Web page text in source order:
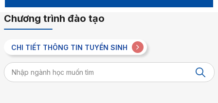
Chương trình đào tạo
CHI TIẾT THÔNG TIN TUYỂN SINH